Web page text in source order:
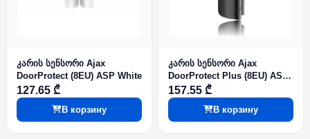
კარის სენსორი Ajax
DoorProtect (8EU) ASP White
127.65 ₾
В корзину
კარის სენსორი Ajax
DoorProtect Plus (8EU) ASP
Black
157.55 ₾
В корзину